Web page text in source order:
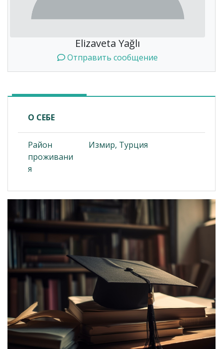
Elizaveta Yağlı
Отправить сообщение
О СЕБЕ
Район
проживани
я
Измир, Турция